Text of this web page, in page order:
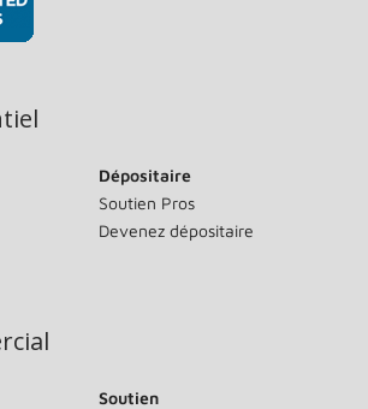
Dépositaire
Soutien Pros
Devenez dépositaire
Soutien